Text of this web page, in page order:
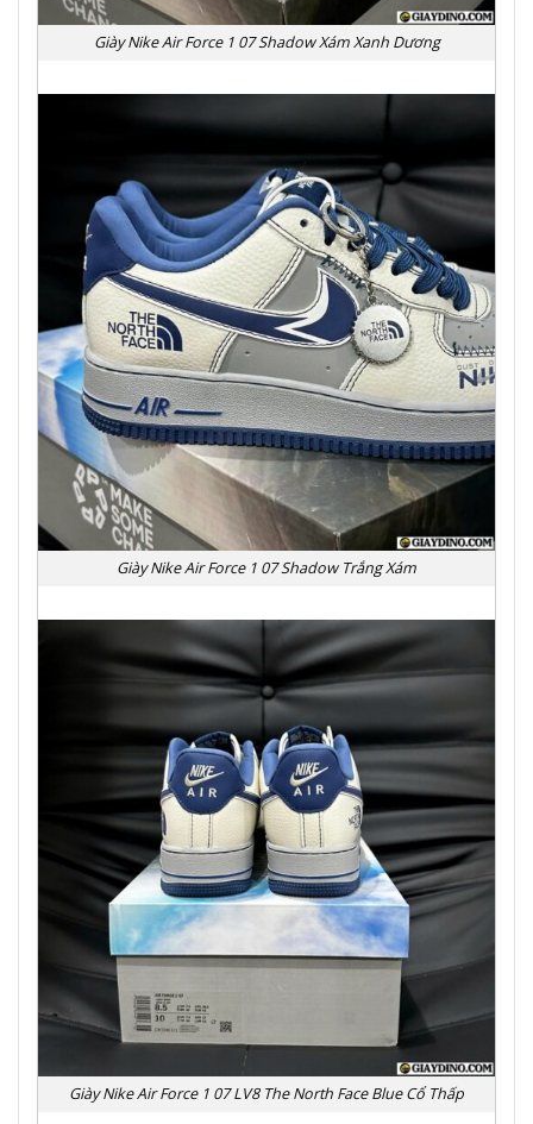
Giày Nike Air Force 1 07 Shadow Xám Xanh Dương
Giày Nike Air Force 1 07 Shadow Trắng Xám
Giày Nike Air Force 1 07 LV8 The North Face Blue Cổ Thấp